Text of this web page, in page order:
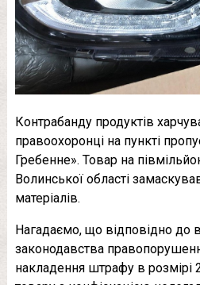
Контрабанду продуктів
правоохоронці на пункті
Гребенне». Товар на
Волинської області
матеріалів.
Нагадаємо, що відповідно до
законодавства
накладення штрафу в розмірі